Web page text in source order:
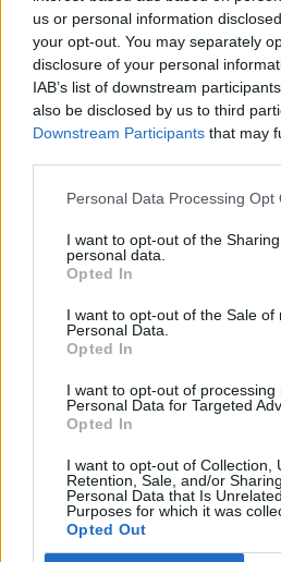
us or personal information
your opt-out. You may separately
disclosure of your personal
IAB’s list of downstream
also be disclosed by us to third
Downstream Participants that may
Personal Data Processing Opt
I want to opt-out of the
personal data.
Opted In
I want to opt-out of the Sale of
Personal Data.
Opted In
I want to opt-out of processing
Personal Data for Targeted
Opted In
I want to opt-out of Collection,
Retention, Sale, and/or
Personal Data that Is
Purposes for which it was
Opted Out
Παράλληλα, επιβλήθηκε το
αναστολής λειτουργίας σε
Παλαιό Φάληρο, Άλιμο και
σοβαρών παραβάσεων της
νομοθεσίας.
Οι έλεγχοι επικεντρώθηκαν
• Στη σωστή λειτουργία των
μηχανισμών,
• Στη διαβίβαση των
Η ΑΑΔΕ δηλώνει σε
με εντατικούς και
τη διάρκεια της θερινής
δραστηριότητα, με στόχο τη
όρων ανταγωνισμού και την
φορολογικής συμμόρφωσης.